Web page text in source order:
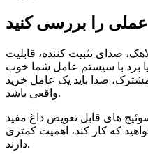
را بررسی کنید
صدای تثبیت کننده، قابلیت
برد با سیستم عامل شما خوب
مشترک، صدا باید یک عامل خرید
واقعی باشد.
های قابل تعویض داغ مفید
که کار کند، اهمیت کمتری
دارند.